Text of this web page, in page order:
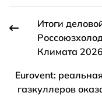
Итоги
Климата
Eurovent:
газкуллеров